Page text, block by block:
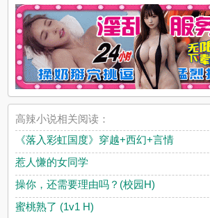
高辣小说相关阅读：
《落入彩虹国度》穿越+西幻+言情
惹人慊的女同学
操你，还需要理由吗？(校园H)
蜜桃熟了 (1v1 H)